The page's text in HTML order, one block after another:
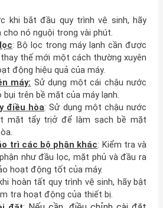
khi bắt đầu quy trình vệ sinh, hãy
cho nó nguội trong vài phút.
: Bộ lọc trong máy lạnh cần được
thế mới một cách thường xuyên
động hiệu quả của máy.
máy: Sử dụng một cái chậu nước
trên bề mặt của máy lạnh.
điều hòa: Sử dụng một chậu nước
mặt tẩy trịở để làm sạch bề mặt
trì các bộ phận khác: Kiểm tra và
như đầu lọc, mặt phủ và đầu ra
hoạt động tốt của máy.
hoàn tất quy trình vệ sinh, hãy bật
tra hoạt động của thiết bị.